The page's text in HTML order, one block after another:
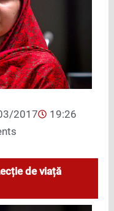
2017
19:26
de viață